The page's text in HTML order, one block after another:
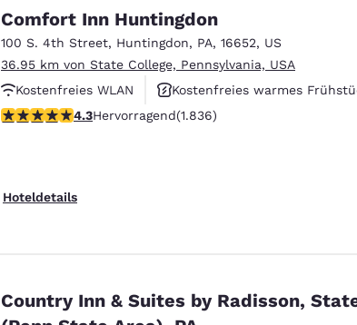
Comfort Inn Huntingdon
100 S. 4th Street, Huntingdon, PA, 16652, US
36.95 km von State College, Pennsylvania, USA
Kostenfreies WLAN
Kostenfreies warmes
Haustierfreundlich
4.27-Sterne-Bewertung. Hervorragend. 1836 Bewertungen
4.3Hervorragend(1.836)
Hoteldetails
Country Inn & Suites by Radisson,